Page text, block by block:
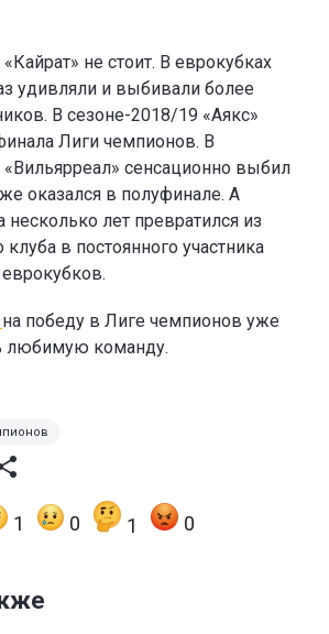
не стоит. В еврокубках
удивляли и выбивали более
В сезоне-2018/19 «Аякс»
Лиги чемпионов. В
сенсационно выбил
оказался в полуфинале. А
несколько лет превратился из
в постоянного участника
на победу в Лиге чемпионов уже
любимую команду.
1 0 1 0